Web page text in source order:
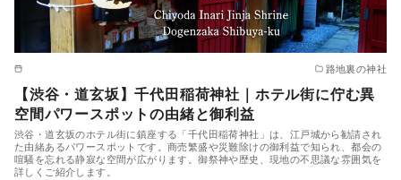
路地裏の神社
【渋谷・道玄坂】千代田稲荷神社｜ホテル街に佇む異
空間パワースポットの由緒と御利益
渋谷・道玄坂のホテル街に鎮座する「千代田稲荷神社」は、江戸城から勧請され
た由緒あるパワースポットです。商売繁盛や災難除けの御利益で知られ、都会の
喧騒を忘れる静寂な空間が広がります。御祭神や歴史、現地の不思議な雰囲気を
詳しくご紹介します。